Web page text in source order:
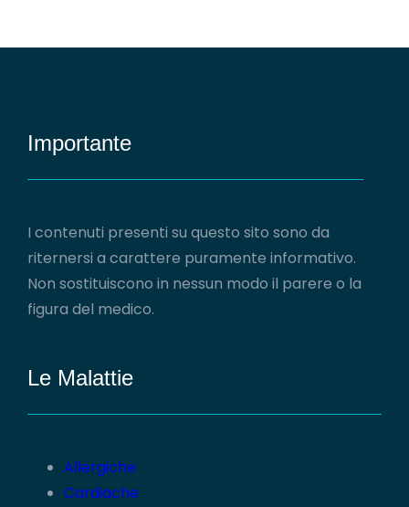
Importante
I contenuti presenti su questo sito sono da
riternersi a carattere puramente informativo.
Non sostituiscono in nessun modo il parere o la
figura del medico.
Le Malattie
Allergiche
Cardiache